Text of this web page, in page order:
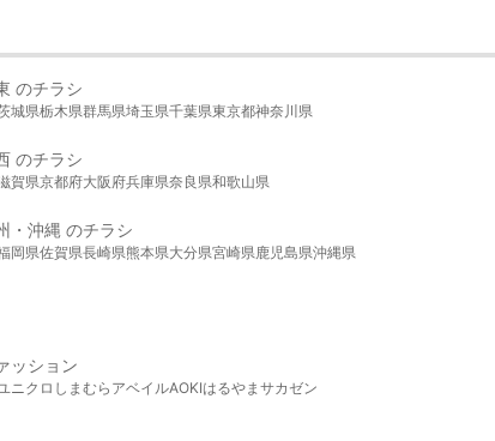
のチラシ
城県栃木県群馬県埼玉県千葉県東京都神奈川県
のチラシ
賀県京都府大阪府兵庫県奈良県和歌山県
・沖縄 のチラシ
岡県佐賀県長崎県熊本県大分県宮崎県鹿児島県沖縄県
ッション
ニクロ しまむら アベイルAOKIはるやま サカゼン